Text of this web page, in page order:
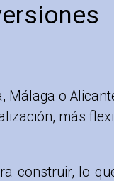
o
más
construir, lo